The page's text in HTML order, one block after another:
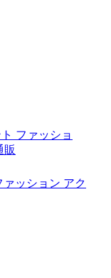
ッション アク